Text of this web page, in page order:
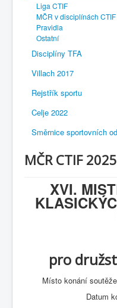
Liga CTIF
MČR v disciplínách CTIF
Pravidla
Ostatní
Disciplíny TFA
Villach 2017
Rejstřík sportu
Celje 2022
Směrnice sportovních
MČR CTIF 2025
XVI.
pro
Místo konání
Datum